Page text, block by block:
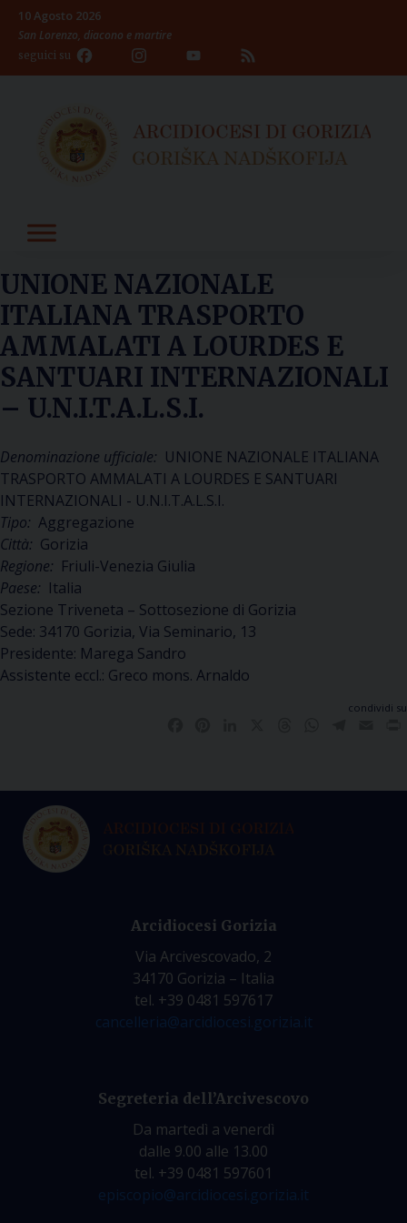
Skip
content
10 Agosto 2026
San Lorenzo, diacono e martire
seguici su Facebook InstagramYouTube
Channel
UNIONE NAZIONALE
ITALIANA TRASPORTO
AMMALATI A LOURDES E
SANTUARI INTERNAZIONALI
– U.N.I.T.A.L.S.I.
Denominazione ufficiale: UNIONE NAZIONALE ITALIANA
TRASPORTO AMMALATI A LOURDES E SANTUARI
INTERNAZIONALI - U.N.I.T.A.L.S.I.
Tipo: Aggregazione
Città: Gorizia
Regione: Friuli-Venezia Giulia
Paese: Italia
Sezione Triveneta – Sottosezione di Gorizia
Sede: 34170 Gorizia, Via Seminario, 13
Presidente: Marega Sandro
Assistente eccl.: Greco mons. Arnaldo
condividi su
Arcidiocesi Gorizia
Via Arcivescovado, 2
34170 Gorizia – Italia
tel. +39 0481 597617
cancelleria@arcidiocesi.gorizia.it
Segreteria dell’Arcivescovo
Da martedì a venerdì
dalle 9.00 alle 13.00
tel. +39 0481 597601
episcopio@arcidiocesi.gorizia.it